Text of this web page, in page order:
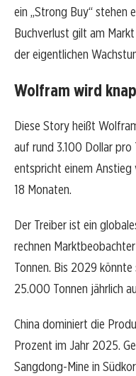
ein „Strong Buy“ stehen
Buchverlust gilt am
der eigentlichen
Wolfram wird
Diese Story heißt
auf rund 3.100 Dollar
entspricht einem
18 Monaten.
Der Treiber ist ein
rechnen
Tonnen. Bis 2029
25.000 Tonnen jährlich
China dominiert die
Prozent im Jahr 2025.
Sangdong-Mine in